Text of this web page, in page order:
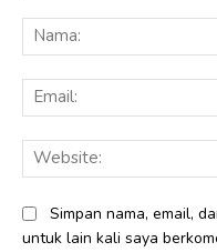
Simpan nama, email,
untuk lain kali saya